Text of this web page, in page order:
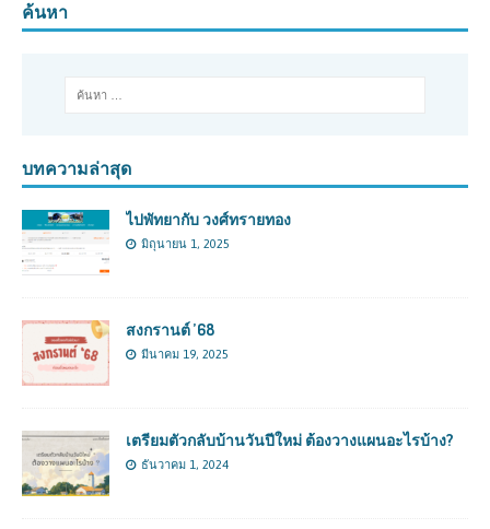
ค้นหา
บทความล่าสุด
ไปพัทยากับ วงศ์ทรายทอง
มิถุนายน 1, 2025
สงกรานต์ ’68
มีนาคม 19, 2025
เตรียมตัวกลับบ้านวันปีใหม่ ต้องวางแผนอะไรบ้าง?
ธันวาคม 1, 2024